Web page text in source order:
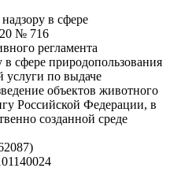
в сфере
№ 716
регламента
сфере природопользования
услуги по выдаче
объектов животного
Российской Федерации, в
созданной среде